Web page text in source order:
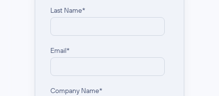
Last Name*
Email*
Company Name*